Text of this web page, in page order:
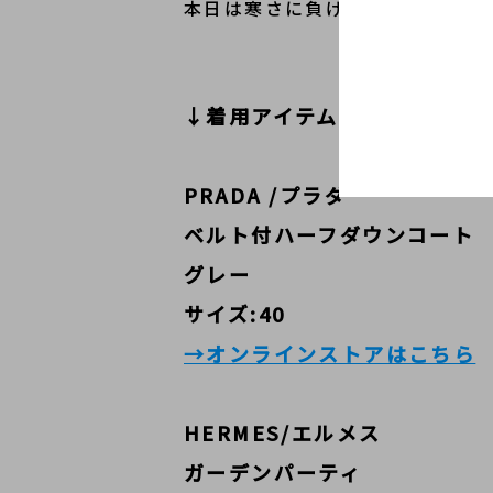
本日は寒さに負けない、PRADA
↓着用アイテム詳細・オンラ
PRADA /プラダ
ベルト付ハーフダウンコート
グレー
サイズ:40
→オンラインストアはこちら
HERMES/エルメス
ガーデンパーティ